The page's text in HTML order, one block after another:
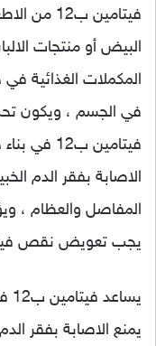
فيتامين
البيض أو منتجات
في الجسم ، ويكون
فيتامين
الاصابة بفقر الدم
المفاصل والعظام ،
يجب تعويض نقص فيتامين
يمنع الاصابة بفقر